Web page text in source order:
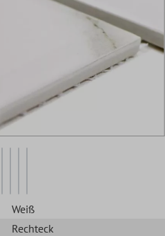
Weiß
Rechteck